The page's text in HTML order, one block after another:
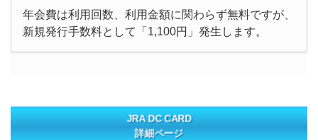
年会費は利用回数、利用金額に関わらず無料ですが、
新規発行手数料として「1,100円」発生します。
JRA DC CARD
詳細ページ